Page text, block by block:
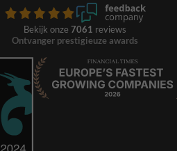
Bekijk onze 7061 reviews
Ontvanger prestigieuze awards